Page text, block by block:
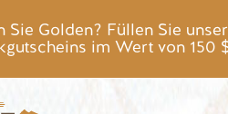
Sie Golden? Füllen Sie
im Wert von 150